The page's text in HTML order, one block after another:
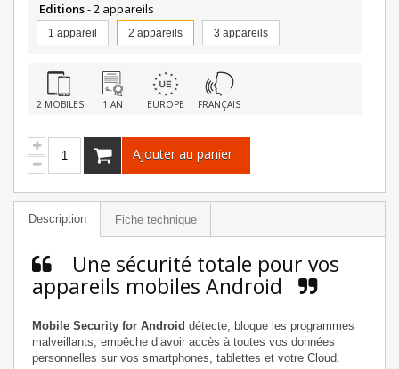
Editions- 2 appareils
1 appareil 2 appareils 3 appareils
2 MOBILES 1 AN EUROPE FRANÇAIS
Ajouter au panier
Description Fiche technique
Une sécurité totale pour vos
appareils mobiles Android
Mobile Security for Android détecte, bloque les programmes
malveillants, empêche d’avoir accès à toutes vos données
personnelles sur vos smartphones, tablettes et votre Cloud.